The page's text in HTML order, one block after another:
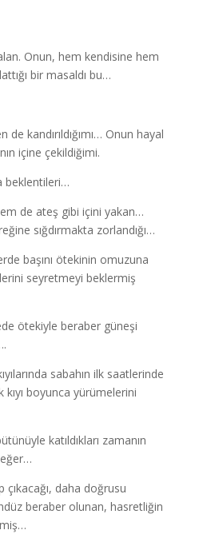
Onun, hem kendisine hem
bir masaldı bu…
de kandırıldığımı… Onun hayal
içine çekildiğimi.
beklentileri…
de ateş gibi içini yakan…
sığdırmakta zorlandığı…
başını ötekinin omuzuna
seyretmeyi beklermiş
ötekiyle beraber güneşi
sabahın ilk saatlerinde
kıyı boyunca yürümelerini
katıldıkları zamanın
daha doğrusu
beraber olunan, hasretliğin